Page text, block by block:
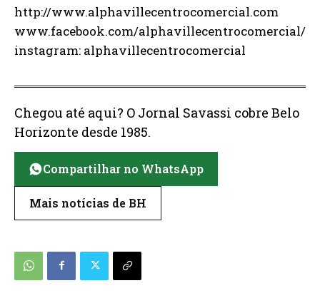
http://www.alphavillecentrocomercial.com
www.facebook.com/alphavillecentrocomercial/
instagram: alphavillecentrocomercial
Chegou até aqui? O Jornal Savassi cobre Belo
Horizonte desde 1985.
Compartilhar no WhatsApp
Mais notícias de BH